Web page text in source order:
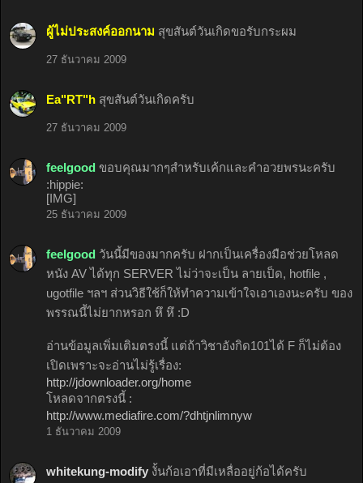
ผู้ไม่ประสงค์ออกนาม สุขสันต์วันเกิดขอรับกระผม
27 ธันวาคม 2009
Ea"RT"h สุขสันต์วันเกิดครับ
27 ธันวาคม 2009
feelgood ขอบคุณมากๆสำหรับเค้กและคำอวยพรนะครับ
:hippie:
[IMG]
25 ธันวาคม 2009
feelgood วันนี้มีของมากครับ ฝากเป็นเครื่องมือช่วยโหลด
หนัง AV ได้ทุก SERVER ไม่ว่าจะเป็น ลายเป็ด, hotfile ,
ugotfile ฯลฯ ส่วนวิธีใช้ก็ให้ทำความเข้าใจเอาเองนะครับ ของ
พรรณนี้ไม่ยากหรอก หึ หึ :D
อ่านข้อมูลเพิ่มเติมตรงนี้ แต่ถ้าวิชาอังกิด101ได้ F ก็ไม่ต้อง
เปิดเพราะจะอ่านไม่รู้เรื่อง:
http://jdownloader.org/home
โหลดจากตรงนี้ :
http://www.mediafire.com/?dhtjnlimnyw
1 ธันวาคม 2009
whitekung-modify งั้นก้อเอาที่มีเหลื่ออยู่ก้อได้ครับ